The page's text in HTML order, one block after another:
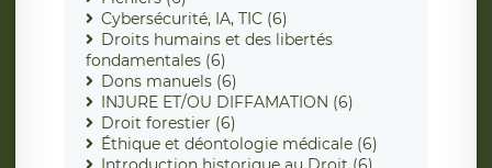
Cybersécurité, IA, TIC (6)
Droits humains et des libertés
fondamentales (6)
Dons manuels (6)
INJURE ET/OU DIFFAMATION (6)
Droit forestier (6)
Éthique et déontologie médicale (6)